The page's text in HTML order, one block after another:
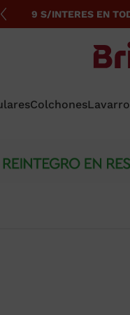
9 S/INTERES EN
Colchones